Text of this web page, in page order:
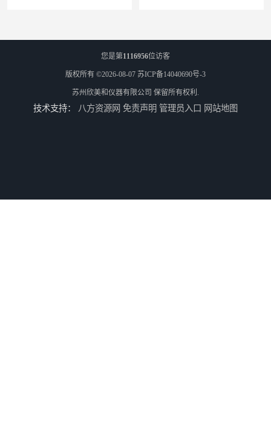
您是第1116956位访客
版权所有 ©2026-08-07 苏ICP备14040690号-3
苏州欣美和仪器有限公司 保留所有权利.
技术支持： 八方资源网 免责声明 管理员入口 网站地图